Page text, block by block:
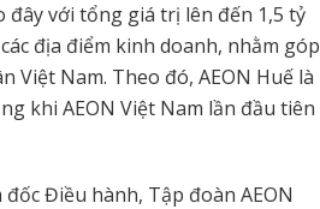
đây với tổng giá trị lên đến 1,5 tỷ
địa điểm kinh doanh, nhằm góp
Nam. Theo đó, AEON Huế là
khi AEON Việt Nam lần đầu tiên
Điều hành, Tập đoàn AEON